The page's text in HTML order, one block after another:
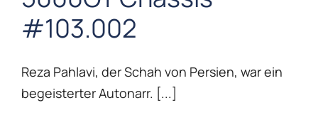
#103.002
Reza Pahlavi, der Schah von Persien, war ein
begeisterter Autonarr. [...]